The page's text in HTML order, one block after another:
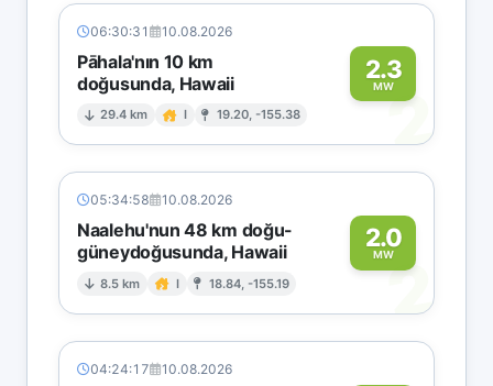
06:30:31 10.08.2026
Pāhala'nın 10 km
doğusunda, Hawaii
29.4 km I 19.20, -155.38
2.3
MW2
05:34:58 10.08.2026
Naalehu'nun 48 km doğu-
güneydoğusunda, Hawaii
8.5 km I 18.84, -155.19
2.0
MW
2
04:24:17 10.08.2026